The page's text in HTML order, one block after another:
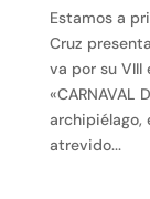
Estamos a
Cruz
va por su
«CARNAVAL
archipiélago,
atrevido...